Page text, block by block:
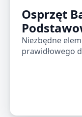
Osprzęt
Niezbędne
prawidłowego